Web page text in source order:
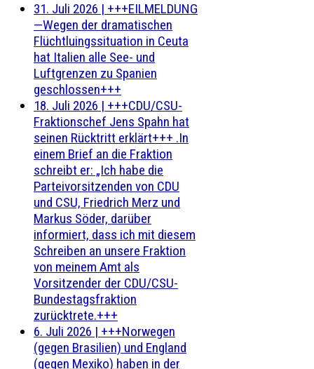
31. Juli 2026 | +++EILMELDUNG
—Wegen der dramatischen
Flüchtluingssituation in Ceuta
hat Italien alle See- und
Luftgrenzen zu Spanien
geschlossen+++
18. Juli 2026 | +++CDU/CSU-
Fraktionschef Jens Spahn hat
seinen Rücktritt erklärt+++ .In
einem Brief an die Fraktion
schreibt er: „Ich habe die
Parteivorsitzenden von CDU
und CSU, Friedrich Merz und
Markus Söder, darüber
informiert, dass ich mit diesem
Schreiben an unsere Fraktion
von meinem Amt als
Vorsitzender der CDU/CSU-
Bundestagsfraktion
zurücktrete.+++
6. Juli 2026 | +++Norwegen
(gegen Brasilien) und England
(gegen Mexiko) haben in der